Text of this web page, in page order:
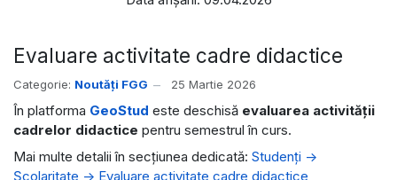
Evaluare activitate cadre didactice
Categorie: Noutăți FGG 25 Martie 2026
În platforma GeoStud este deschisă evaluarea activității
cadrelor didactice pentru semestrul în curs.
Mai multe detalii în secțiunea dedicată: Studenți ->
Școlaritate -> Evaluare activitate cadre didactice